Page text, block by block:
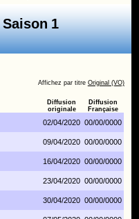
1
Affichez par titre Original (VO)
Diffusion
originale
Diffusion
Française
02/04/2020 00/00/0000
09/04/2020 00/00/0000
16/04/2020 00/00/0000
23/04/2020 00/00/0000
30/04/2020 00/00/0000